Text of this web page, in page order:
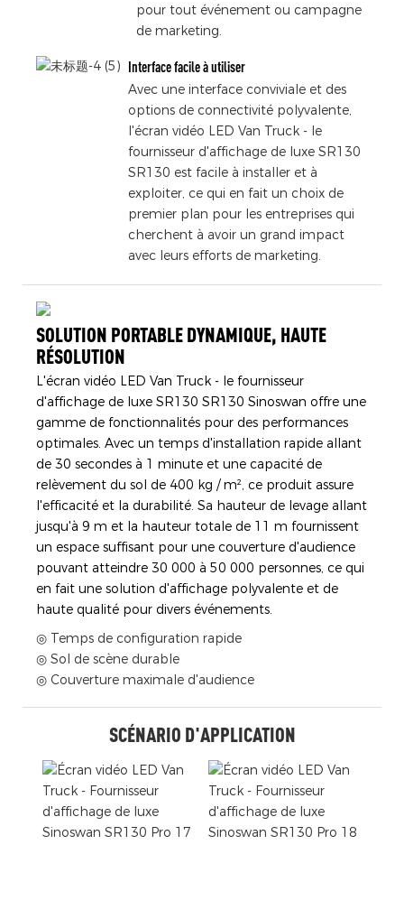
pour tout événement ou campagne
de marketing.
Interface facile à utiliser
Avec une interface conviviale et des
options de connectivité polyvalente,
l'écran vidéo LED Van Truck - le
fournisseur d'affichage de luxe SR130
SR130 est facile à installer et à
exploiter, ce qui en fait un choix de
premier plan pour les entreprises qui
cherchent à avoir un grand impact
avec leurs efforts de marketing.
SOLUTION PORTABLE DYNAMIQUE, HAUTE
RÉSOLUTION
L'écran vidéo LED Van Truck - le fournisseur
d'affichage de luxe SR130 SR130 Sinoswan offre une
gamme de fonctionnalités pour des performances
optimales. Avec un temps d'installation rapide allant
de 30 secondes à 1 minute et une capacité de
relèvement du sol de 400 kg / m², ce produit assure
l'efficacité et la durabilité. Sa hauteur de levage allant
jusqu'à 9 m et la hauteur totale de 11 m fournissent
un espace suffisant pour une couverture d'audience
pouvant atteindre 30 000 à 50 000 personnes, ce qui
en fait une solution d'affichage polyvalente et de
haute qualité pour divers événements.
◎ Temps de configuration rapide
◎ Sol de scène durable
◎ Couverture maximale d'audience
SCÉNARIO D'APPLICATION